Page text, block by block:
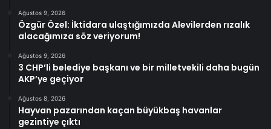
Ağustos 9, 2026
Özgür Özel: İktidara ulaştığımızda Alevilerden rızalık
alacağımıza söz veriyorum!
Ağustos 9, 2026
3 CHP’li belediye başkanı ve bir milletvekili daha bugün
AKP’ye geçiyor
Ağustos 8, 2026
Hayvan pazarından kaçan büyükbaş havanlar
gezintiye çıktı